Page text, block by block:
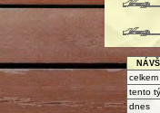
celkem
tento
dnes